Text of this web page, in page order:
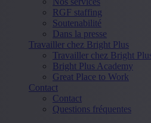
RGF staffing
Soutenabilité
Dans la presse
Travailler chez Bright Plus
Travailler chez Bright
Bright Plus Academy
Great Place to Work
Contact
Contact
Questions fréquentes